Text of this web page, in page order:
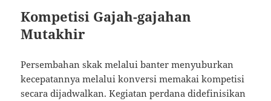
Kompetisi Gajah-gajahan
Mutakhir
Persembahan skak melalui banter menyuburkan
kecepatannya melalui konversi memakai kompetisi
secara dijadwalkan. Kegiatan perdana didefinisikan